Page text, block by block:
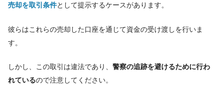
売却を取引条件として提示するケースがあります。
彼らはこれらの売却した口座を通じて資金の受け渡しを行いま
す。
しかし、この取引は違法であり、 警察の追跡を避けるために行わ
れているので注意してください。